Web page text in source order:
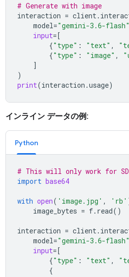
# Generate with image
interaction = client.
model="gemini-3.6-flash"
input=[
{"type" : "text" ,
{"type" : "image" ,
]
)
print(interaction .usage)
インライン データの例:
Python
# This will only work for
import base64
with open( 'image.jpg' , 'rb'
image_bytes = f. read()
interaction = client.
model="gemini-3.6-flash"
input=[
{"type" : "text" ,
{